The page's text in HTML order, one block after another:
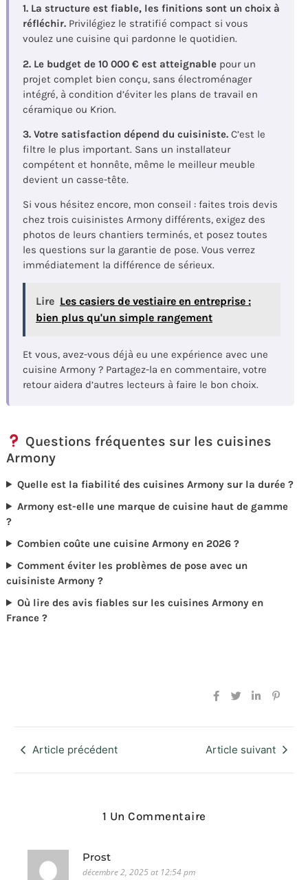
1. La structure est fiable, les finitions sont un choix à
réfléchir. Privilégiez le stratifié compact si vous
voulez une cuisine qui pardonne le quotidien.
2. Le budget de 10 000 € est atteignable pour un
projet complet bien conçu, sans électroménager
intégré, à condition d’éviter les plans de travail en
céramique ou Krion.
3. Votre satisfaction dépend du cuisiniste. C’est le
filtre le plus important. Sans un installateur
compétent et honnête, même le meilleur meuble
devient un casse-tête.
Si vous hésitez encore, mon conseil : faites trois devis
chez trois cuisinistes Armony différents, exigez des
photos de leurs chantiers terminés, et posez toutes
les questions sur la garantie de pose. Vous verrez
immédiatement la différence de sérieux.
Lire Les casiers de vestiaire en entreprise :
bien plus qu'un simple rangement
Et vous, avez-vous déjà eu une expérience avec une
cuisine Armony ? Partagez-la en commentaire, votre
retour aidera d’autres lecteurs à faire le bon choix.
Questions fréquentes sur les cuisines
Armony
Quelle est la fiabilité des cuisines Armony sur la durée ?
Armony est-elle une marque de cuisine haut de gamme
?
Combien coûte une cuisine Armony en 2026 ?
Comment éviter les problèmes de pose avec un
cuisiniste Armony ?
Où lire des avis fiables sur les cuisines Armony en
France ?
Article précédent Article suivant
1 Un Commentaire
Prost
décembre 2, 2025 at 12:54 pm